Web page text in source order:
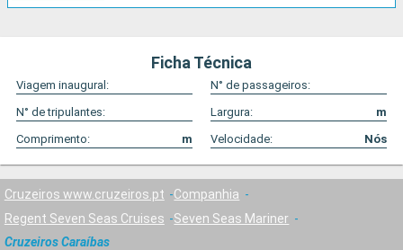
Ficha Técnica
Viagem inaugural:
N° de passageiros:
N° de tripulantes:
Largura:
m
Comprimento:
m Velocidade: Nós
Cruzeiros www.cruzeiros.pt
Companhia
Regent Seven Seas Cruises
Seven Seas Mariner
Cruzeiros Caraíbas